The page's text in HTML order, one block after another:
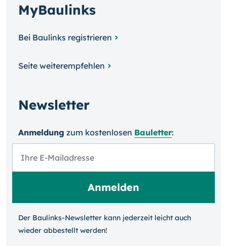
MyBaulinks
Bei Baulinks registrieren
Seite weiterempfehlen
Newsletter
Anmeldung zum kosten­losen Bauletter:
Der Baulinks-Newsletter kann jeder­zeit leicht auch
wieder ab­bestellt werden!